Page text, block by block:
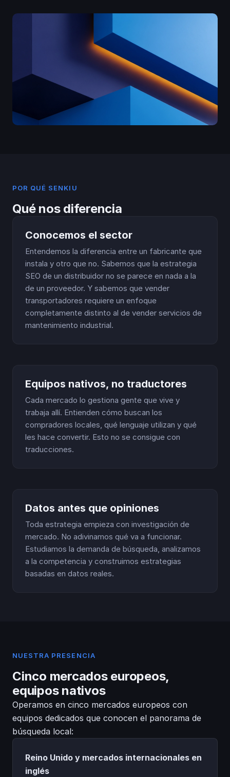
POR QUÉ SENKIU
Qué nos diferencia
Conocemos el sector
Entendemos la diferencia entre un fabricante que
instala y otro que no. Sabemos que la estrategia
SEO de un distribuidor no se parece en nada a la
de un proveedor. Y sabemos que vender
transportadores requiere un enfoque
completamente distinto al de vender servicios de
mantenimiento industrial.
Equipos nativos, no traductores
Cada mercado lo gestiona gente que vive y
trabaja allí. Entienden cómo buscan los
compradores locales, qué lenguaje utilizan y qué
les hace convertir. Esto no se consigue con
traducciones.
Datos antes que opiniones
Toda estrategia empieza con investigación de
mercado. No adivinamos qué va a funcionar.
Estudiamos la demanda de búsqueda, analizamos
a la competencia y construimos estrategias
basadas en datos reales.
NUESTRA PRESENCIA
Cinco mercados europeos,
equipos nativos
Operamos en cinco mercados europeos con
equipos dedicados que conocen el panorama de
búsqueda local:
Reino Unido y mercados internacionales en
inglés